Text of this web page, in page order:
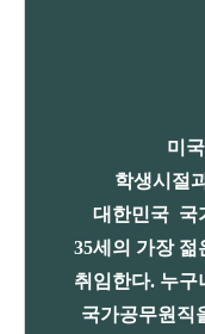
미
학생시절
대한민국 국
35세의 가장
취임한다. 누구
국가공무원